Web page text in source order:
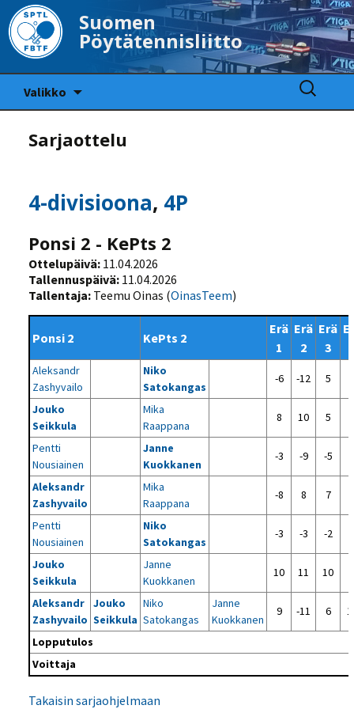
Suomen
Pöytätennisliitto
Valikko
Haku:
Sarjaottelu
4-divisioona, 4P
Ponsi 2 - KePts 2
Ottelupäivä: 11.04.2026
Tallennuspäivä: 11.04.2026
Tallentaja: Teemu Oinas (OinasTeem)
Ponsi 2 KePts 2
Erä
1
Erä
2
Erä
3
Aleksandr
Zashyvailo
Niko
Satokangas
-6 -12 5
Jouko
Seikkula
Mika
Raappana
8 10 5
Pentti
Nousiainen
Janne
Kuokkanen
-3 -9 -5
Aleksandr
Zashyvailo
Mika
Raappana
-8 8 7
Pentti
Nousiainen
Niko
Satokangas
-3 -3 -2
Jouko
Seikkula
Janne
Kuokkanen
10 11 10
Aleksandr
Zashyvailo
Jouko
Seikkula
Niko
Satokangas
Janne
Kuokkanen
9 -11 6
Lopputulos
Voittaja
Takaisin sarjaohjelmaan